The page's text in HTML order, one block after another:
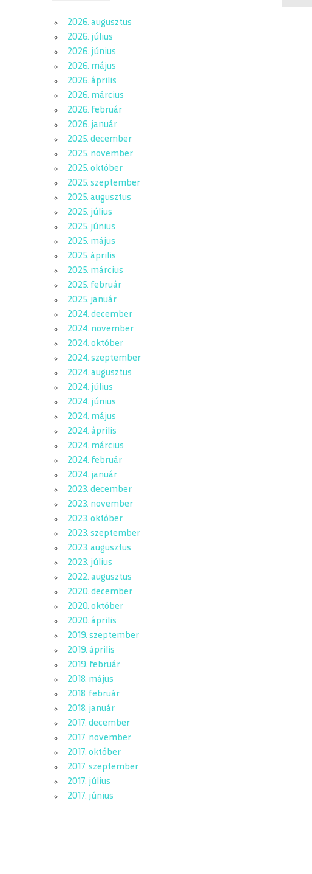
2026. augusztus
2026. július
2026. június
2026. május
2026. április
2026. március
2026. február
2026. január
2025. december
2025. november
2025. október
2025. szeptember
2025. augusztus
2025. július
2025. június
2025. május
2025. április
2025. március
2025. február
2025. január
2024. december
2024. november
2024. október
2024. szeptember
2024. augusztus
2024. július
2024. június
2024. május
2024. április
2024. március
2024. február
2024. január
2023. december
2023. november
2023. október
2023. szeptember
2023. augusztus
2023. július
2022. augusztus
2020. december
2020. október
2020. április
2019. szeptember
2019. április
2019. február
2018. május
2018. február
2018. január
2017. december
2017. november
2017. október
2017. szeptember
2017. július
2017. június